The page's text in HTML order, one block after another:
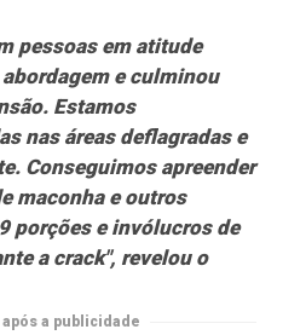
pessoas em atitude
e culminou
Estamos
nas áreas deflagradas e
Conseguimos apreender
maconha e outros
porções e invólucros de
a crack", revelou o
a publicidade